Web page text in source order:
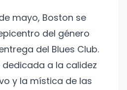
mayo, Boston se
del género
del Blues Club.
dedicada a la calidez
y la mística de las